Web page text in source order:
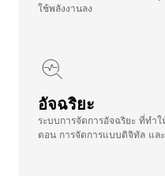
ใช้พลังงานลง
อัจฉริยะ
ระบบการจัดการอัจฉริยะ ที่ท
ตอน การจัดการแบบดิจิทัล แล